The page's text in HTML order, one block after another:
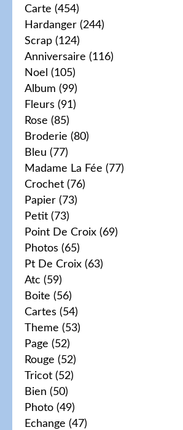
Carte (454)
Hardanger (244)
Scrap (124)
Anniversaire (116)
Noel (105)
Album (99)
Fleurs (91)
Rose (85)
Broderie (80)
Bleu (77)
Madame La Fée (77)
Crochet (76)
Papier (73)
Petit (73)
Point De Croix (69)
Photos (65)
Pt De Croix (63)
Atc (59)
Boite (56)
Cartes (54)
Theme (53)
Page (52)
Rouge (52)
Tricot (52)
Bien (50)
Photo (49)
Echange (47)